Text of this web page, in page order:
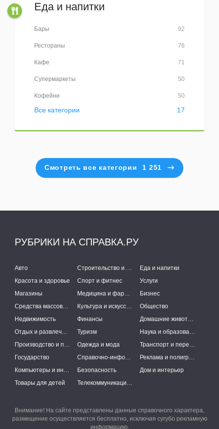
Еда и напитки
92
Бары
76
Рестораны
71
Кафе
50
Супермаркеты
50
Кофейни
17
Все категории
Смотреть все категории 1 251
РУБРИКИ НА СПРАВКА.РУ
Авто Строительство и ремонт
Еда и напитки
Красота и здоровье
Спорт и фитнес
Услуги
Магазины
Медицина и фармацевтика
Бизнес
Средства массовой информации
Культура и искусство
Общество
Недвижимость
Финансы
Домашние животные
Отдых и развлечения
Туризм
Наука и образование
Производство и поставки
Одежда и мода
Транспорт и перевозки
Государство
Справочно-информационные системы
Реклама и полиграфия
Компьютеры и интернет
Безопасность
Дом и интерьер
Товары для детей
Телекоммуникации и связь
Внимание! На сайте представлены данные справочного характера,
размещение осуществляется бесплатно, исключая сугубо рекламную
информацию.